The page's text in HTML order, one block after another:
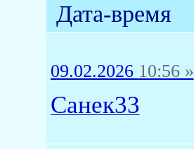
Дата-время
09.02.2026 10:56 »
Санек33